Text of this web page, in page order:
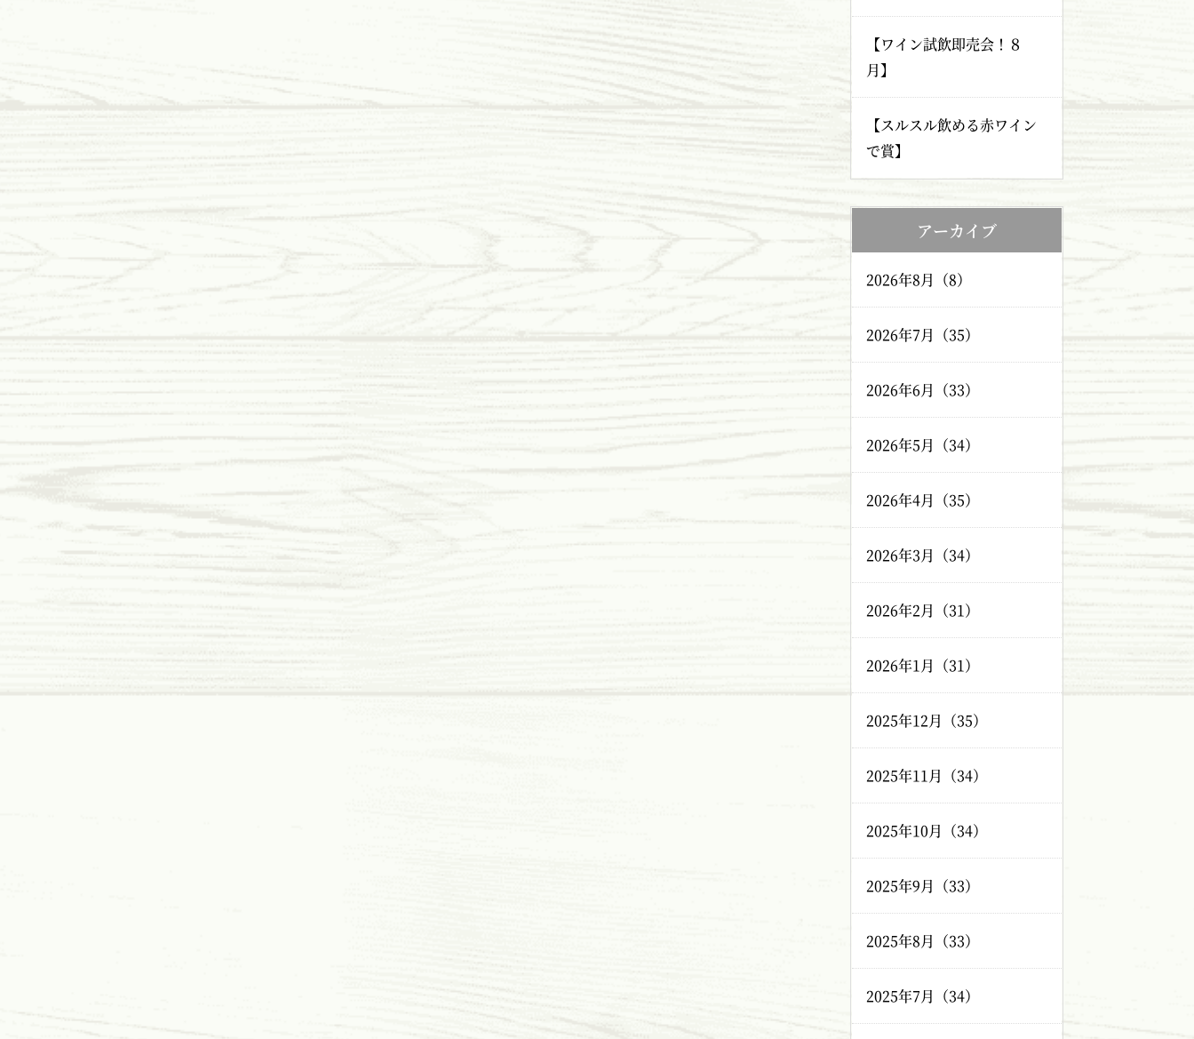
【ワイン試飲即売会！８
月】
【スルスル飲める赤ワイン
で賞】
アーカイブ
2026年8月（8）
2026年7月（35）
2026年6月（33）
2026年5月（34）
2026年4月（35）
2026年3月（34）
2026年2月（31）
2026年1月（31）
2025年12月（35）
2025年11月（34）
2025年10月（34）
2025年9月（33）
2025年8月（33）
2025年7月（34）